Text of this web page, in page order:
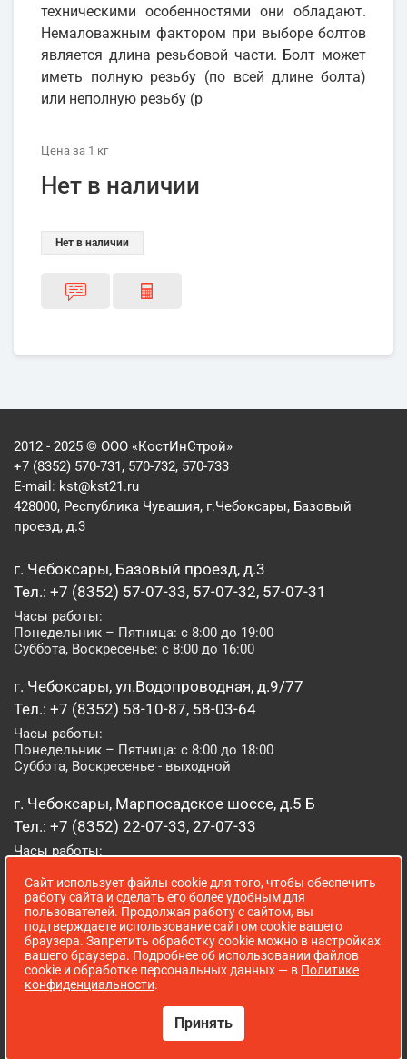
техническими особенностями они обладают.
Немаловажным фактором при выборе болтов
является длина резьбовой части. Болт может
иметь полную резьбу (по всей длине болта)
или неполную резьбу (р
Цена за 1 кг
Нет в наличии
Нет в наличии
2012 - 2025 © ООО «КостИнСтрой»
+7 (8352) 570-731, 570-732, 570-733
E-mail: kst@kst21.ru
428000, Республика Чувашия, г.Чебоксары, Базовый
проезд, д.3
г. Чебоксары, Базовый проезд, д.3
Тел.: +7 (8352) 57-07-33, 57-07-32, 57-07-31
Часы работы:
Понедельник – Пятница: с 8:00 до 19:00
Суббота, Воскресенье: с 8:00 до 16:00
г. Чебоксары, ул.Водопроводная, д.9/77
Тел.: +7 (8352) 58-10-87, 58-03-64
Часы работы:
Понедельник – Пятница: с 8:00 до 18:00
Суббота, Воскресенье - выходной
г. Чебоксары, Марпосадское шоссе, д.5 Б
Тел.: +7 (8352) 22-07-33, 27-07-33
Часы работы:
Суббота, Воскресенье: с 8:00 до 16:00
г. Йошкар-Ола, ул. Луначарского, д. 52 А
Тел.: (8362) 41-07-31
Часы работы:
Понедельник – Пятница: с 8:00 до 18:00
Сопровождение сайта WebStroy
Сайт использует файлы cookie для того, чтобы обеспечить
работу сайта и сделать его более удобным для
пользователей. Продолжая работу с сайтом, вы
подтверждаете использование сайтом cookie вашего
браузера. Запретить обработку cookie можно в настройках
вашего браузера. Подробнее об использовании файлов
cookie и обработке персональных данных — в Политике
конфиденциальности.
Принять